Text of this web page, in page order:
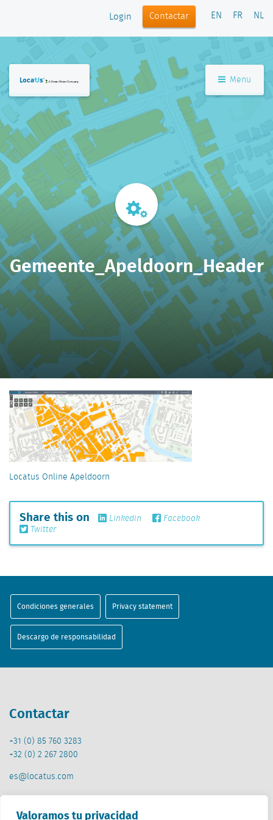
Valoramos tu privacidad
Login Contactar EN FR NL
Menu
Gemeente_Apeldoorn_Header
Locatus Online Apeldoorn
Share this on Linkedin
Facebook
Twitter
Condiciones generales Privacy statement
Descargo de responsabilidad
Contactar
+31 (0) 85 760 3283
+32 (0) 2 267 2800
es@locatus.com